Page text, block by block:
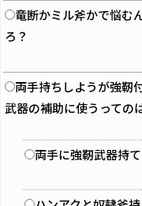
竜断かミル斧かで悩む
ろ？
両手持ちしようが強靭
武器の補助に使うっての
両手に強靭武器持